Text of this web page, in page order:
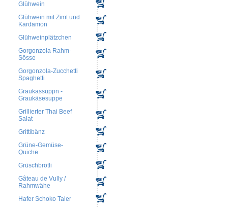
Glühwein
Glühwein mit Zimt und
Kardamon
Glühweinplätzchen
Gorgonzola Rahm-
Sösse
Gorgonzola-Zucchetti
Spaghetti
Graukassuppn -
Graukäsesuppe
Grillierter Thai Beef
Salat
Grittibänz
Grüne-Gemüse-
Quiche
Grüschbrötli
Gâteau de Vully /
Rahmwähe
Hafer Schoko Taler